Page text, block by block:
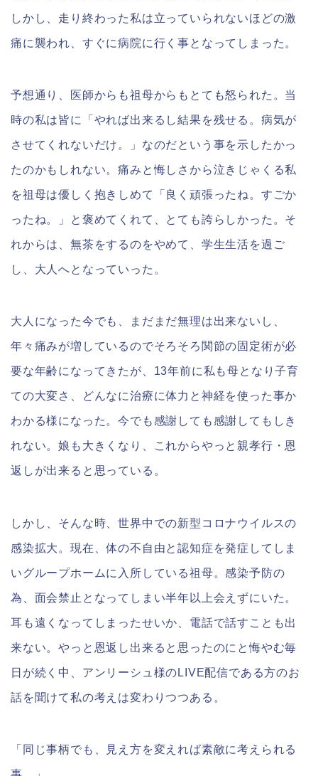
しかし、走り終わった私は立っていられないほどの激
痛に襲われ、すぐに病院に行く事となってしまった。
予想通り、医師からも祖母からもとても怒られた。当
時の私は皆に「やれば出来るし結果を残せる。病気が
させてくれないだけ。」なのだという事を示したかっ
たのかもしれない。痛みと悔しさから泣きじゃくる私
を祖母は優しく抱きしめて「良く頑張ったね。すごか
ったね。」と褒めてくれて、とても誇らしかった。そ
れからは、無茶をするのをやめて、学生生活を過ご
し、大人へとなっていった。
大人になった今でも、まだまだ無理は出来ないし、
年々痛みが増しているのでそろそろ関節の固定術が必
要な年齢になってきたが、13年前に私も母となり子育
ての大変さ、どんなに治療に体力と神経を使った事か
わかる様になった。今でも感謝しても感謝してもしき
れない。娘も大きくなり、これからやっと親孝行・恩
返しが出来ると思っている。
しかし、そんな時、世界中での新型コロナウイルスの
感染拡大。現在、体の不自由と認知症を発症してしま
いグループホームに入所している祖母。感染予防の
為、面会禁止となってしまい半年以上会えずにいた。
耳も遠くなってしまったせいか、電話で話すことも出
来ない。やっと恩返し出来ると思ったのにと悔やむ毎
日が続く中、アンリーシュ様のLIVE配信である方のお
話を聞けて私の考えは変わりつつある。
「同じ事柄でも、見え方を変えれば素敵に考えられる